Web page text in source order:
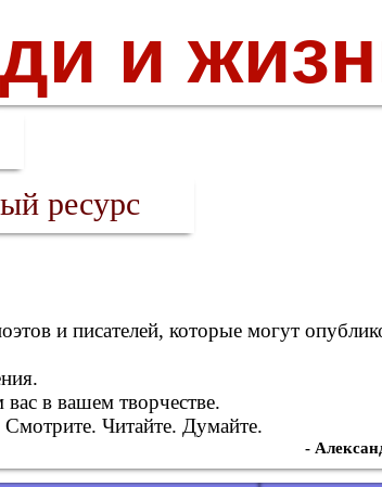
и
ресурс
и писателей, которые могут
в вашем творчестве.
Читайте. Думайте.
-